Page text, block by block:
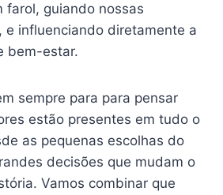
farol, guiando nossas
e influenciando diretamente a
bem-estar.
sempre para para pensar
estão presentes em tudo o
as pequenas escolhas do
decisões que mudam o
Vamos combinar que